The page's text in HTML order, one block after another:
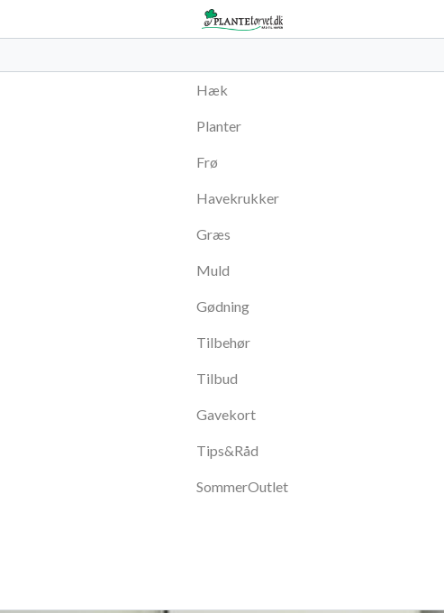
Hæk
Planter
Frø
Havekrukker
Græs
Muld
Gødning
Tilbehør
Tilbud
Gavekort
Tips&Råd
SommerOutlet